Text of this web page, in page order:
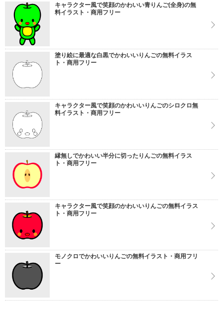
キャラクター風で笑顔のかわいい青りんご(全身)の無
料イラスト・商用フリー
塗り絵に最適な白黒でかわいいりんごの無料イラス
ト・商用フリー
キャラクター風で笑顔のかわいいりんごのシロクロ無
料イラスト・商用フリー
縁無しでかわいい半分に切ったりんごの無料イラス
ト・商用フリー
キャラクター風で笑顔のかわいいりんごの無料イラス
ト・商用フリー
モノクロでかわいいりんごの無料イラスト・商用フリ
ー